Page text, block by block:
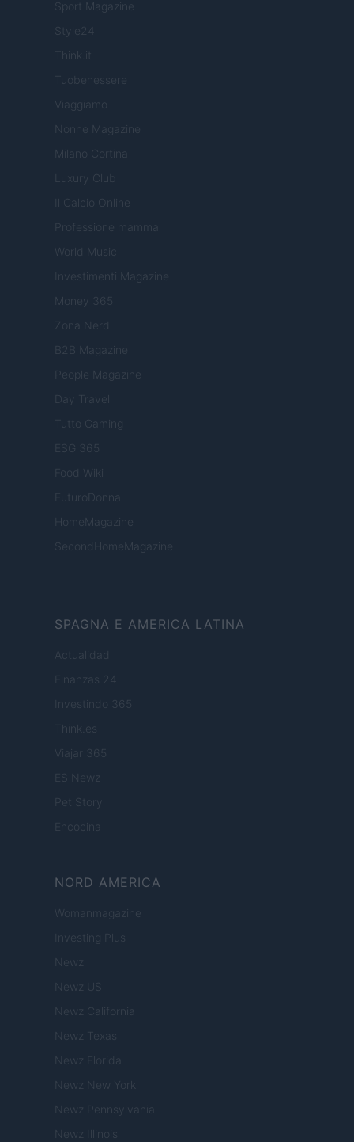
Sport Magazine
Style24
Think.it
Tuobenessere
Viaggiamo
Nonne Magazine
Milano Cortina
Luxury Club
Il Calcio Online
Professione mamma
World Music
Investimenti Magazine
Money 365
Zona Nerd
B2B Magazine
People Magazine
Day Travel
Tutto Gaming
ESG 365
Food Wiki
FuturoDonna
HomeMagazine
SecondHomeMagazine
SPAGNA E AMERICA LATINA
Actualidad
Finanzas 24
Investindo 365
Think.es
Viajar 365
ES Newz
Pet Story
Encocina
NORD AMERICA
Womanmagazine
Investing Plus
Newz
Newz US
Newz California
Newz Texas
Newz Florida
Newz New York
Newz Pennsylvania
Newz Illinois